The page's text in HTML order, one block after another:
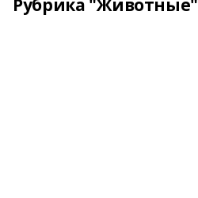
Рубрика "Животные"